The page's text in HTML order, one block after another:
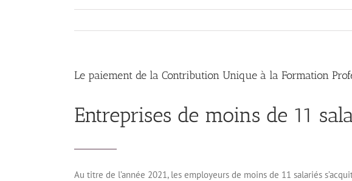
Le paiement de la Contribution Unique à la Formation
Entreprises de moins de 11
Au titre de l’année 2021, les employeurs de moins de 11 salariés